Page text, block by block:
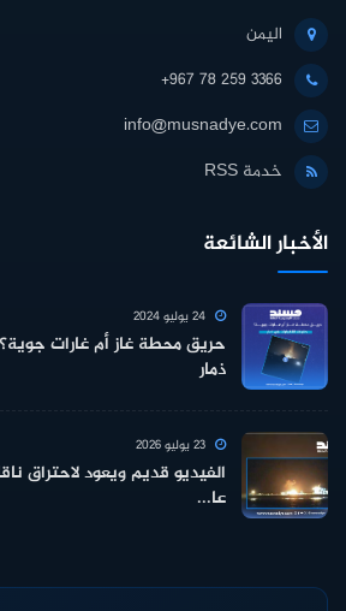
اليمن
+967 78 259 3366
info@musnadye.com
خدمة RSS
الأخبار الشائعة
حريق محطة غاز أم غارات
ذمار
الفيديو قديم ويعود لاحتراق
عا...